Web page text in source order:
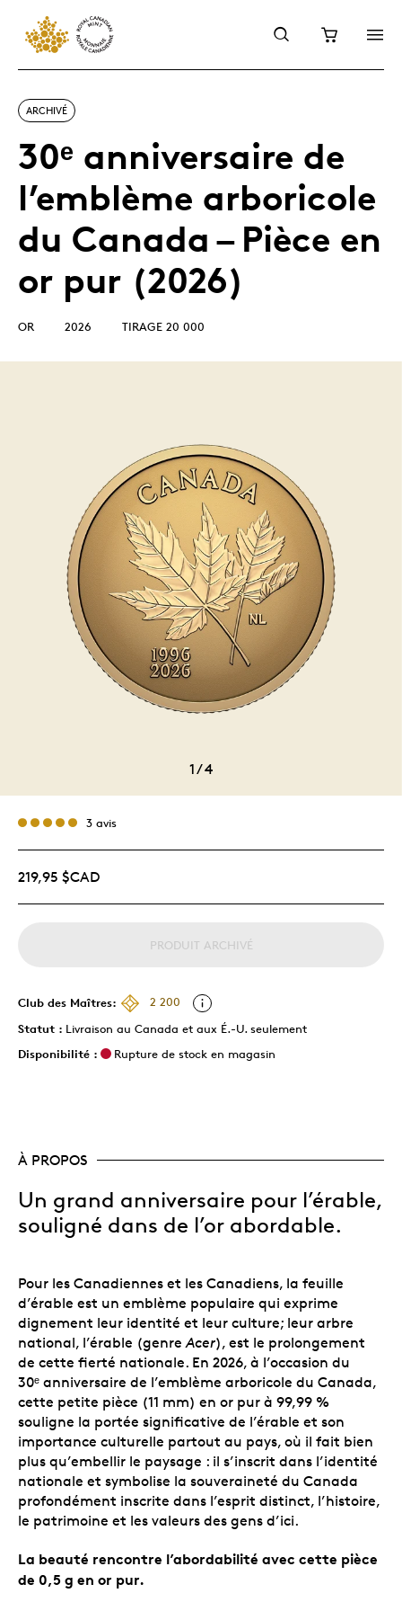
ARCHIVÉ
30ᵉ anniversaire de
l’emblème arboricole
du Canada – Pièce en
or pur (2026)
OR 2026 TIRAGE 20 000
1/4
3 avis
219,95 $CAD
PRODUIT ARCHIVÉ
Club des Maîtres:
2 200
Statut : Livraison au Canada et aux É.-U. seulement
Disponibilité :
Rupture de stock en magasin
À PROPOS
Un grand anniversaire pour l’érable,
souligné dans de l’or abordable.
Pour les Canadiennes et les Canadiens, la feuille
d’érable est un emblème populaire qui exprime
dignement leur identité et leur culture; leur arbre
national, l’érable (genre Acer), est le prolongement
de cette fierté nationale. En 2026, à l’occasion du
30ᵉ anniversaire de l’emblème arboricole du Canada,
cette petite pièce (11 mm) en or pur à 99,99 %
souligne la portée significative de l’érable et son
importance culturelle partout au pays, où il fait bien
plus qu’embellir le paysage : il s’inscrit dans l’identité
nationale et symbolise la souveraineté du Canada
profondément inscrite dans l’esprit distinct, l’histoire,
le patrimoine et les valeurs des gens d’ici.
La beauté rencontre l’abordabilité avec cette pièce
de 0,5 g en or pur.